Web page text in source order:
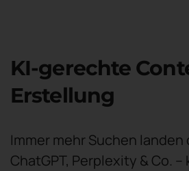
KI-gerechte
Erstellung
Immer mehr Suchen landen
ChatGPT, Perplexity & Co. –